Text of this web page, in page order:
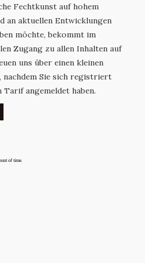
Fechtkunst auf hohem
an aktuellen Entwicklungen
möchte, bekommt im
Zugang zu allen Inhalten auf
uns über einen kleinen
Sie sich registriert
angemeldet haben.